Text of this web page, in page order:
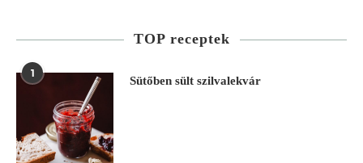
TOP receptek
1
Sütőben sült szilvalekvár